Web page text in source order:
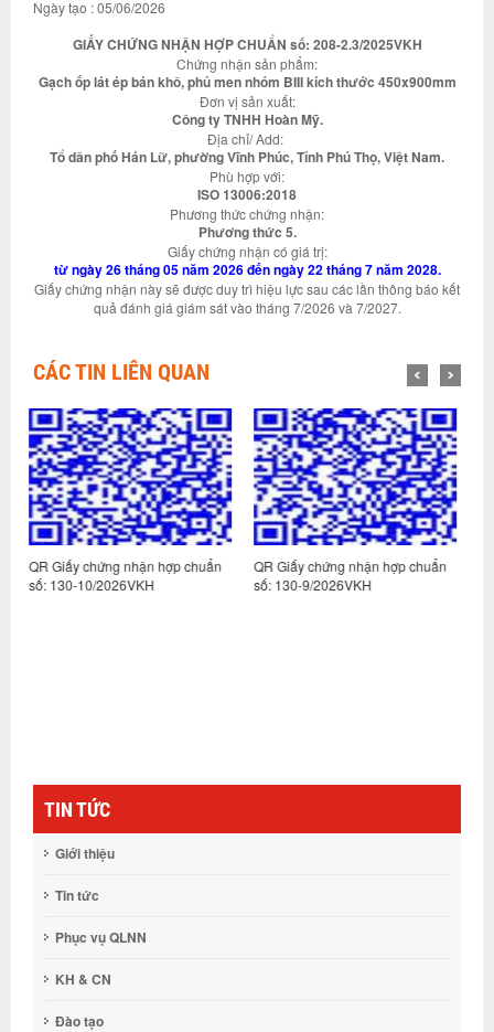
Ngày tạo : 05/06/2026
GIẤY CHỨNG NHẬN HỢP CHUẨN số: 208-2.3/2025VKH
Chứng nhận sản phẩm:
Gạch ốp lát ép bán khô, phủ men nhóm BIII kích thước 450x900mm
Đơn vị sản xuất:
Công ty TNHH Hoàn Mỹ.
Địa chỉ/ Add:
Tổ dân phố Hán Lữ, phường Vĩnh Phúc, Tỉnh Phú Thọ, Việt Nam.
Phù hợp với:
ISO 13006:2018
Phương thức chứng nhận:
Phương thức 5.
Giấy chứng nhận có giá trị:
từ ngày 26 tháng 05 năm 2026 đến ngày 22 tháng 7 năm 2028.
Giấy chứng nhận này sẽ được duy trì hiệu lực sau các lần thông báo kết
quả đánh giá giám sát vào tháng 7/2026 và 7/2027.
CÁC TIN LIÊN QUAN
chuẩn
QR Giấy chứng nhận hợp chuẩn
số: 130-9/2026VKH
QR Giấy chứng nhận hợp
số 171/2024VKH-2
TIN TỨC
Giới thiệu
Tin tức
Phục vụ QLNN
KH & CN
Đào tạo